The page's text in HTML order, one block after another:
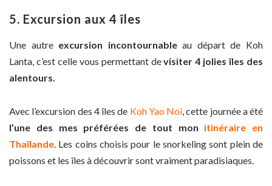
5. Excursion aux 4 îles
Une autre excursion incontournableau départ de Koh
Lanta, c’est celle vous permettant devisiter 4 jolies îles des
alentours.
Avec l’excursion des 4 îles de Koh Yao Noi , cette journée a été
l’une des mes préférées de tout mon itinéraire en
Thaïlande . Les coins choisis pour le snorkeling sont plein de
poissons et les îles à découvrir sont vraiment paradisiaques.